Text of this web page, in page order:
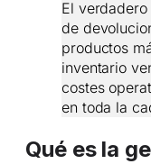
El
de
productos
inventario
costes
en toda la
Qué es la